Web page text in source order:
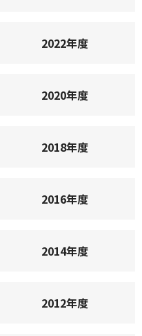
2022年度
2020年度
2018年度
2016年度
2014年度
2012年度